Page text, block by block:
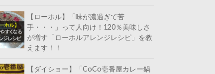
【ローホル】「味が濃過ぎて苦
手・・・」って人向け！120％美味しさ
が増す「ローホルアレンジレシピ」を教
えます！！
【ダイショー】「CoCo壱番屋カレー鍋